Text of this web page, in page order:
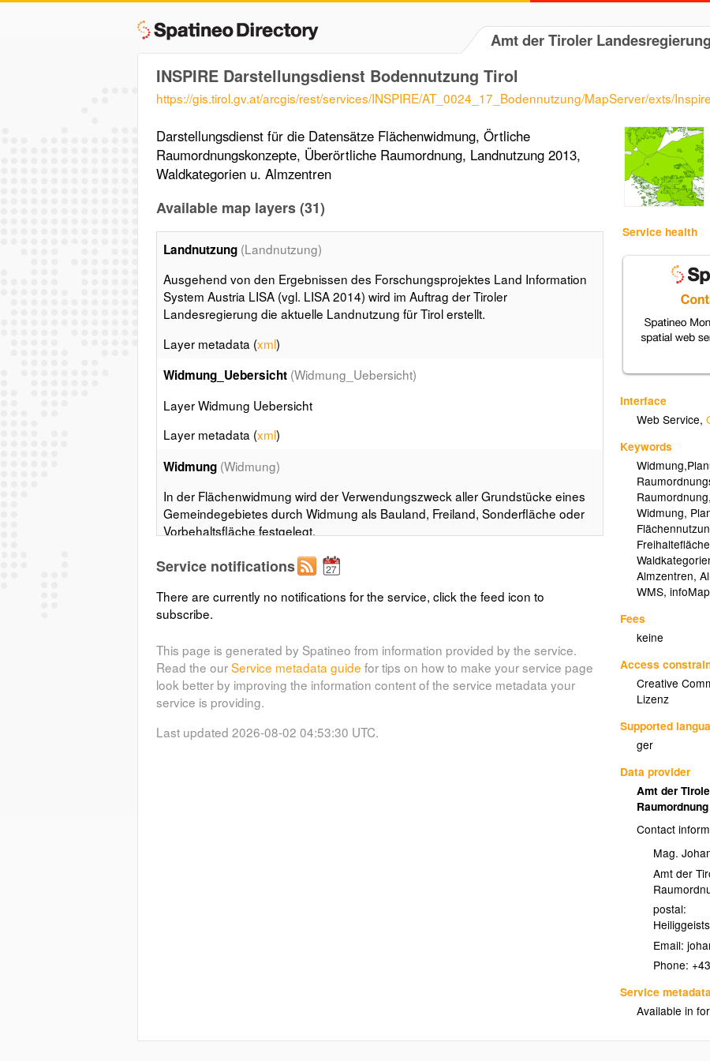
Amt der Tiroler
INSPIRE Darstellungsdienst Bodennutzung Tirol
https://gis.tirol.gv.at/arcgis/rest/services/INSPIRE/AT_0024_17_Bodennutzung/MapServer/exts/
Service health
Interface
Web Service,
Keywords
Widmung,
Almzentren,
WMS,
Fees
keine
Access
Creative
Lizenz
Supported
ger
Data provider
Amt der
Contact
Mag.
Amt der
postal:
Email:
Phone:
Service metadata
Available in
Darstellungsdienst für die Datensätze Flächenwidmung, Örtliche
Raumordnungskonzepte, Überörtliche Raumordnung, Landnutzung 2013,
Waldkategorien u. Almzentren
Available map layers (31)
Landnutzung (Landnutzung)
Ausgehend von den Ergebnissen des Forschungsprojektes Land Information
System Austria LISA (vgl. LISA 2014) wird im Auftrag der Tiroler
Landesregierung die aktuelle Landnutzung für Tirol erstellt.
Layer metadata (xml)
Widmung_Uebersicht (Widmung_Uebersicht)
Layer Widmung Uebersicht
Layer metadata (xml)
Widmung (Widmung)
In der Flächenwidmung wird der Verwendungszweck aller Grundstücke eines
Gemeindegebietes durch Widmung als Bauland, Freiland, Sonderfläche oder
Vorbehaltsfläche festgelegt.
Layer metadata (xml)
Flaechenwidmung_Beschriftung (Flaechenwidmung_Beschriftung)
In der Flächenwidmung wird der Verwendungszweck aller Grundstücke eines
Vorbehaltsfläche festgelegt.
Layer metadata (xml)
Service notifications
There are currently no notifications for the service, click the feed icon to
subscribe.
This page is generated by Spatineo from information provided by the service.
Read the ourService metadata guide for tips on how to make your service page
look better by improving the information content of the service metadata your
service is providing.
Last updated 2026-08-02 04:53:30 UTC.